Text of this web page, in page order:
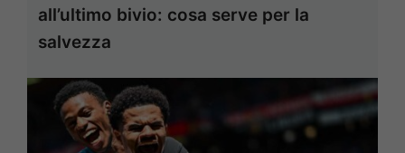
all’ultimo bivio: cosa serve per la
salvezza